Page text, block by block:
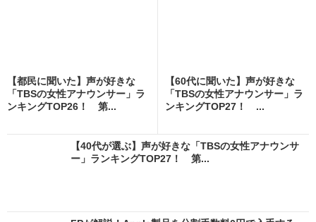
【都民に聞いた】声が好きな
「TBSの女性アナウンサー」ラ
ンキングTOP26！ 第...
【60代に聞いた】声が好きな
「TBSの女性アナウンサー」ラ
ンキングTOP27！ ...
【40代が選ぶ】声が好きな「TBSの女性アナウンサ
ー」ランキングTOP27！ 第...